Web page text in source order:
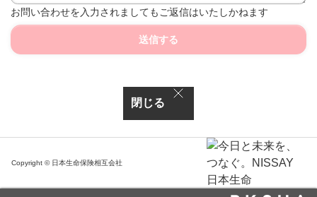
お問い合わせを入力されましてもご返信はいたしかねます
送信する
閉じる
Copyright © 日本生命保険相互会社